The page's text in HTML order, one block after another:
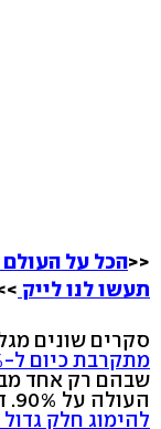
<<הכל על העולם
תעשו לנו לייק
סקרים שונים
מתקרבת כיום ל-70%
שבהם רק אחד
העולה על 90%. דמוגרפים סבורים שבדור הבא
להימוג חלק